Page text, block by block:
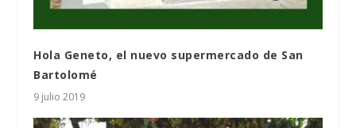
Hola Geneto, el nuevo supermercado de San
Bartolomé
9 julio 2019